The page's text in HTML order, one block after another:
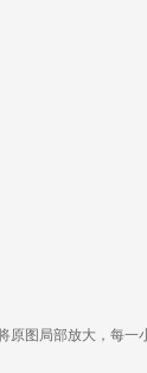
原图局部放大，每一